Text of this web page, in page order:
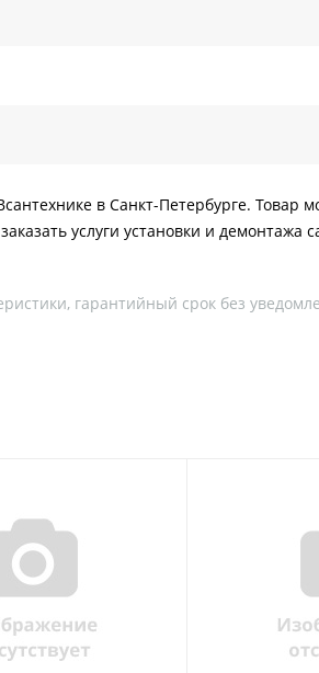
в Санкт-Петербурге. Товар
услуги установки и демонтажа
гарантийный срок без